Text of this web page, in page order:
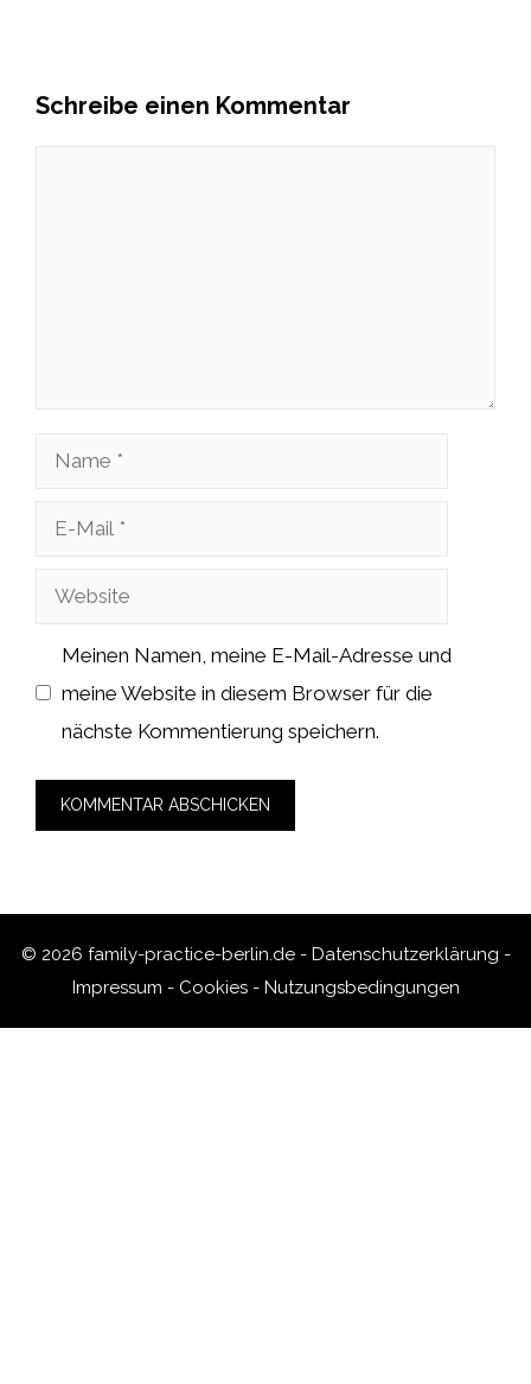
Schreibe einen Kommentar
Name
Website
Meinen Namen, meine E-Mail-Adresse und
meine Website in diesem Browser für die
nächste Kommentierung speichern.
© 2026 family-practice-berlin.de - Datenschutzerklärung -
Impressum - Cookies- Nutzungsbedingungen